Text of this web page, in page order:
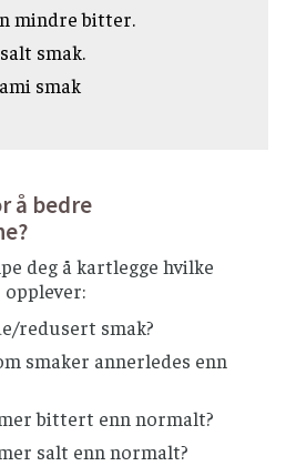
mindre bitter.
smak.
smak
å bedre
deg å kartlegge hvilke
redusert smak?
smaker annerledes enn
bittert enn normalt?
salt enn normalt?